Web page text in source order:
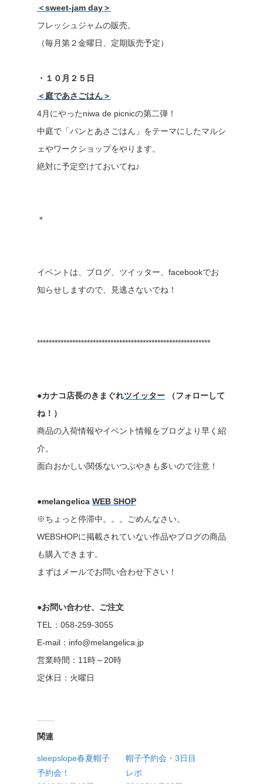
＜sweet-jam day＞
フレッシュジャムの販売。
（毎月第２金曜日、定期販売予定）
・１０月２５日
＜庭であさごはん＞
4月にやったniwa de picnicの第二弾！
中庭で「パンとあさごはん」をテーマにしたマルシ
ェやワークショップをやります。
絶対に予定空けておいてね♪
＊
イベントは、ブログ、ツイッター、facebookでお
知らせしますので、見逃さないでね！
***********************************************************
●カナコ店長のきまぐれツイッター
（フォローして
ね！）
商品の入荷情報やイベント情報をブログより早く紹
介。
面白おかしい関係ないつぶやきも多いので注意！
●melangelica WEB SHOP
※ちょっと停滞中。。。ごめんなさい。
WEBSHOPに掲載されていない作品やブログの商品
も購入できます。
まずはメールでお問い合わせ下さい！
●お問い合わせ、ご注文
TEL：058-259-3055
E-mail：info@melangelica.jp
営業時間：11時～20時
定休日：火曜日
関連
sleepslope春夏帽子
予約会！
帽子予約会・3日目
レポ